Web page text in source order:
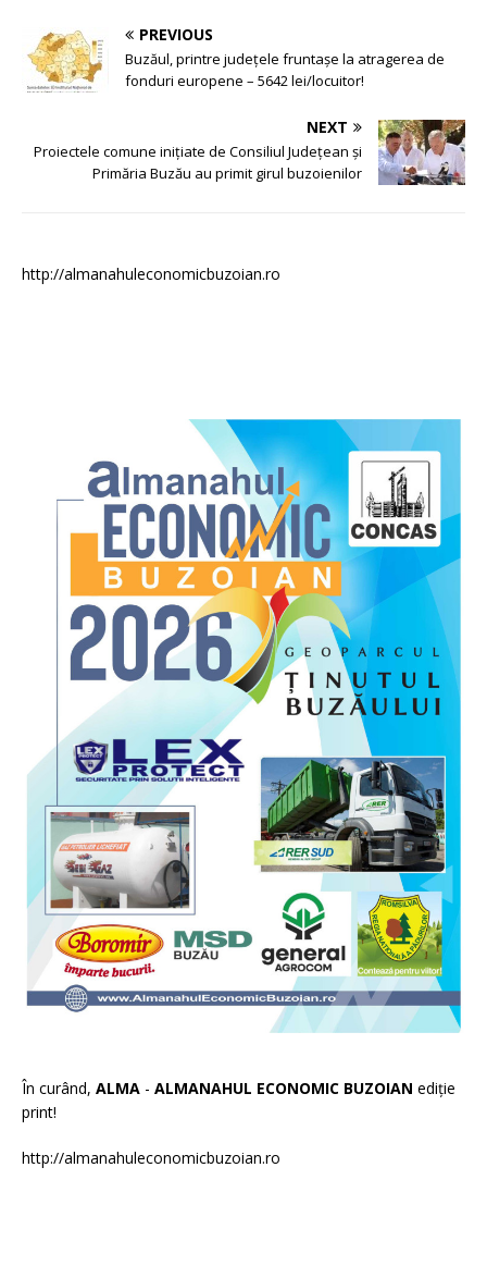
PREVIOUS
Buzăul, printre județele fruntaşe la atragerea de
fonduri europene – 5642 lei/locuitor!
NEXT
Proiectele comune inițiate de Consiliul Județean și
Primăria Buzău au primit girul buzoienilor
http://almanahuleconomicbuzoian.ro
În curând, ALMA - ALMANAHUL ECONOMIC BUZOIAN ediție
print!
http://almanahuleconomicbuzoian.ro